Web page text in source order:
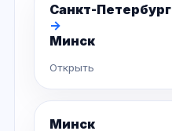
Санкт-Петербург
→
Минск
Открыть
Минск